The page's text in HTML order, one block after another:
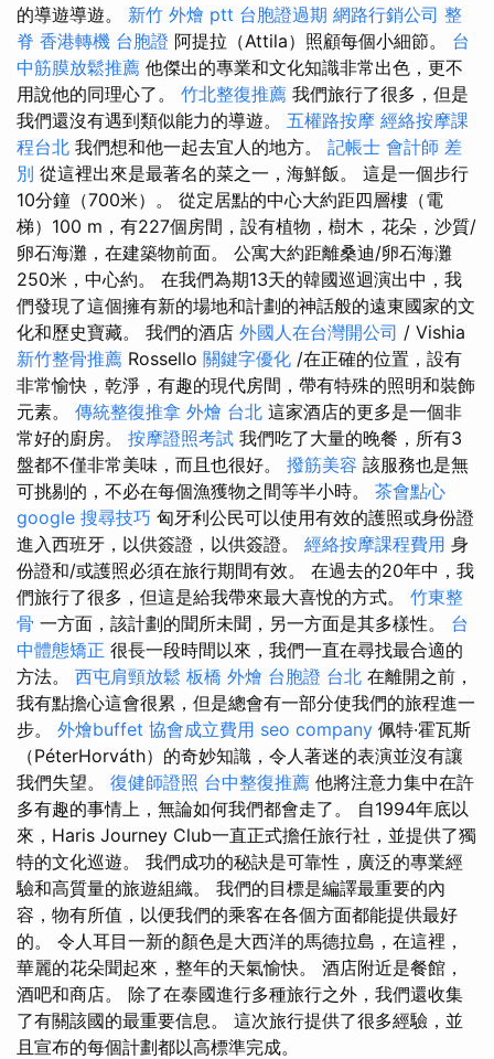
的導遊導遊。 新竹 外燴 ptt 台胞證過期 網路行銷公司 整
脊 香港轉機 台胞證 阿提拉（Attila）照顧每個小細節。 台
中筋膜放鬆推薦 他傑出的專業和文化知識非常出色，更不
用說他的同理心了。 竹北整復推薦 我們旅行了很多，但是
我們還沒有遇到類似能力的導遊。 五權路按摩 經絡按摩課
程台北 我們想和他一起去宜人的地方。 記帳士 會計師 差
別 從這裡出來是最著名的菜之一，海鮮飯。 這是一個步行
10分鐘（700米）。 從定居點的中心大約距四層樓（電
梯）100 m，有227個房間，設有植物，樹木，花朵，沙質/
卵石海灘，在建築物前面。 公寓大約距離桑迪/卵石海灘
250米，中心約。 在我們為期13天的韓國巡迴演出中，我
們發現了這個擁有新的場地和計劃的神話般的遠東國家的文
化和歷史寶藏。 我們的酒店 外國人在台灣開公司 / Vishia
新竹整骨推薦 Rossello 關鍵字優化 /在正確的位置，設有
非常愉快，乾淨，有趣的現代房間，帶有特殊的照明和裝飾
元素。 傳統整復推拿 外燴 台北 這家酒店的更多是一個非
常好的廚房。 按摩證照考試 我們吃了大量的晚餐，所有3
盤都不僅非常美味，而且也很好。 撥筋美容 該服務也是無
可挑剔的，不必在每個漁獲物之間等半小時。 茶會點心
google 搜尋技巧 匈牙利公民可以使用有效的護照或身份證
進入西班牙，以供簽證，以供簽證。 經絡按摩課程費用 身
份證和/或護照必須在旅行期間有效。 在過去的20年中，我
們旅行了很多，但這是給我帶來最大喜悅的方式。 竹東整
骨 一方面，該計劃的聞所未聞，另一方面是其多樣性。 台
中體態矯正 很長一段時間以來，我們一直在尋找最合適的
方法。 西屯肩頸放鬆 板橋 外燴 台胞證 台北 在離開之前，
我有點擔心這會很累，但是總會有一部分使我們的旅程進一
步。 外燴buffet 協會成立費用 seo company 佩特·霍瓦斯
（PéterHorváth）的奇妙知識，令人著迷的表演並沒有讓
我們失望。 復健師證照 台中整復推薦 他將注意力集中在許
多有趣的事情上，無論如何我們都會走了。 自1994年底以
來，Haris Journey Club一直正式擔任旅行社，並提供了獨
特的文化巡遊。 我們成功的秘訣是可靠性，廣泛的專業經
驗和高質量的旅遊組織。 我們的目標是編譯最重要的內
容，物有所值，以便我們的乘客在各個方面都能提供最好
的。 令人耳目一新的顏色是大西洋的馬德拉島，在這裡，
華麗的花朵聞起來，整年的天氣愉快。 酒店附近是餐館，
酒吧和商店。 除了在泰國進行多種旅行之外，我們還收集
了有關該國的最重要信息。 這次旅行提供了很多經驗，並
且宣布的每個計劃都以高標準完成。